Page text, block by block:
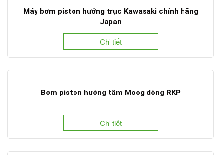
Máy bơm piston hướng trục Kawasaki chính hãng
Japan
Chi tiết
Bơm piston hướng tâm Moog dòng RKP
Chi tiết